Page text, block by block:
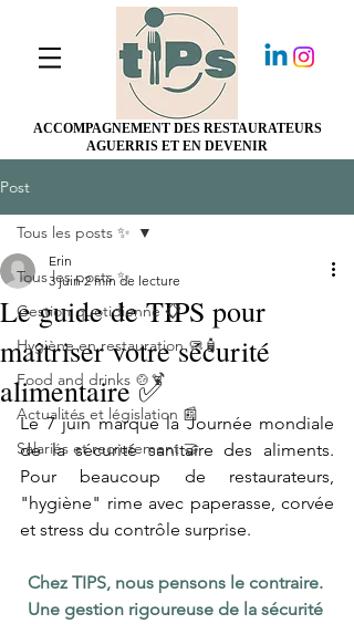
ACCOMPAGNEMENT DES RESTAURATEURS
AGUERRIS ET EN DEVENIR
Post
Tous les posts ✨
Gestion quotidienne 📋
Hygiène en restauration 🧼🧴
Food and drinks 🍲🍹
Actualités et législation 📰
Salariés et recrutement 🤝
Tous les posts ✨
Le guide de TIPS pour
maîtriser votre sécurité
alimentaire ✅
Erin
3 juin 2 min de lecture
Le 7 juin marque la Journée mondiale
de la sécurité sanitaire des aliments.
Pour beaucoup de restaurateurs,
"hygiène" rime avec paperasse, corvée
et stress du contrôle surprise.
Chez TIPS, nous pensons le contraire.
Une gestion rigoureuse de la sécurité